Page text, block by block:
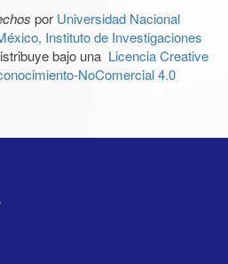
por Universidad Nacional
Instituto de Investigaciones
bajo una Licencia Creative
NoComercial 4.0